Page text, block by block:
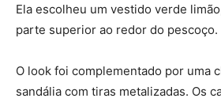
Ela escolheu um vestido verde
parte superior ao redor do pescoço.
O look foi complementado por uma
sandália com tiras metalizadas. Os